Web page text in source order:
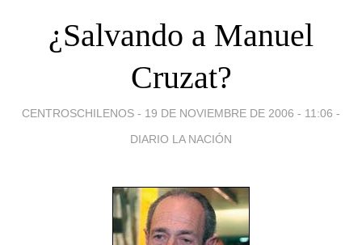
¿Salvando a Manuel
Cruzat?
CENTROSCHILENOS - 19 DE NOVIEMBRE DE 2006 - 11:06 -
DIARIO LA NACIÓN